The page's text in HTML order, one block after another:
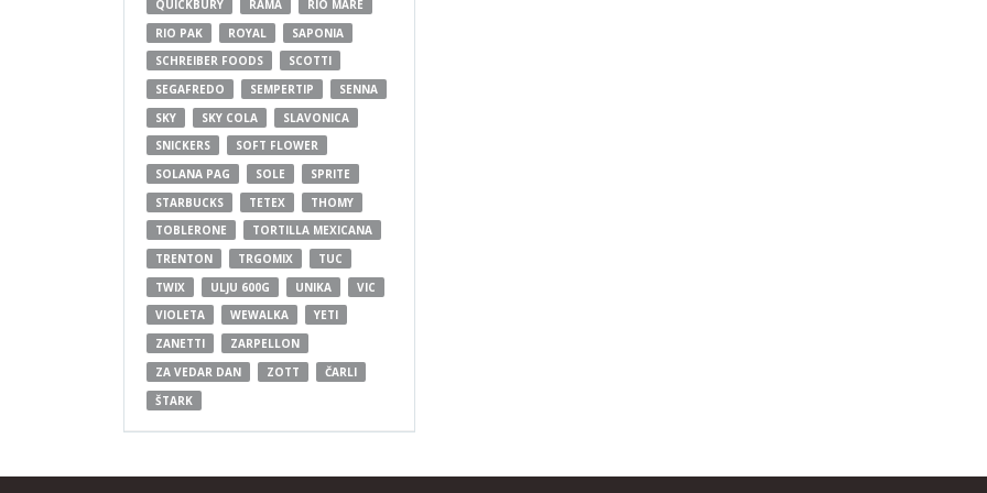
QUICKBURY RAMA
RIO MARE
RIO PAK
ROYAL
SAPONIA
SCHREIBER FOODS
SCOTTI
SEGAFREDO
SEMPERTIP
SENNA
SKY
SKY COLA
SLAVONICA
SNICKERS
SOFT FLOWER
SOLANA PAG
SOLE
SPRITE
STARBUCKS
TETEX
THOMY
TOBLERONE
TORTILLA MEXICANA
TRENTON
TRGOMIX
TUC
TWIX
ULJU 600G UNIKA
VIC
VIOLETA
WEWALKA
YETI
ZANETTI
ZARPELLON
ZA VEDAR DAN
ZOTT
ČARLI
ŠTARK